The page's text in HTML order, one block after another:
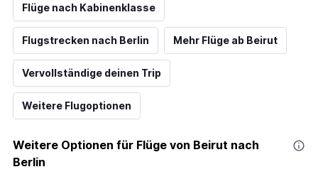
Flüge nach Kabinenklasse
Flugstrecken nach Berlin Mehr Flüge ab Beirut
Vervollständige deinen Trip
Weitere Flugoptionen
Weitere Optionen für Flüge von Beirut nach
Berlin